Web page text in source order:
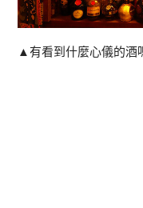
▲有看到什麼心儀的酒